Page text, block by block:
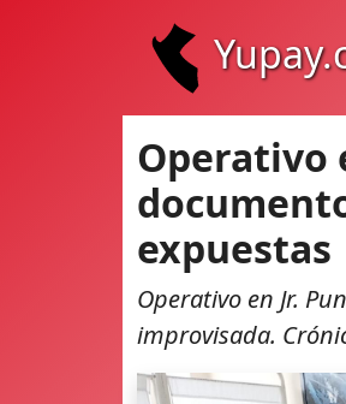
Operativo
expuestas
Operativo en Jr.
improvisada.